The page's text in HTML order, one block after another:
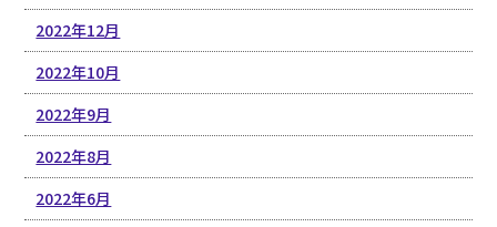
2022年12月
2022年10月
2022年9月
2022年8月
2022年6月